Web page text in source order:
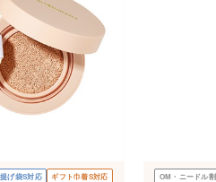
げ袋S対応 ギフト巾着S対応 OM・ニードル割